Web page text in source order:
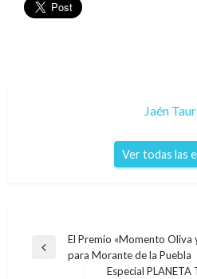
Jaén
Ver todas las
Navegación
Entrada
El Premio «Momento Oliva
para Morante de la Puebla
Especial PLANETA